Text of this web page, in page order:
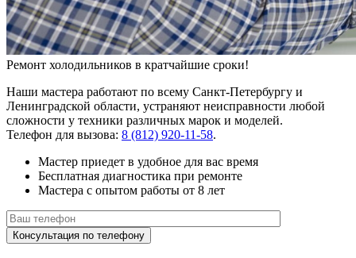
Ремонт холодильников в кратчайшие сроки!
Наши мастера работают по всему Санкт-Петербургу и
Ленинградской области, устраняют неисправности любой
сложности у техники различных марок и моделей.
Телефон для вызова: 8 (812) 920-11-58.
Мастер приедет в удобное для вас время
Бесплатная диагностика при ремонте
Мастера с опытом работы от 8 лет